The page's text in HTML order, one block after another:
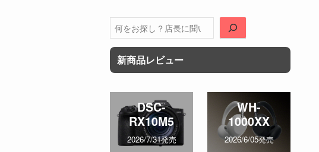
検
索
新商品レビュー
DSC-
RX10M5
2026/7/31発売
WH-
1000XX
2026/6/05発売